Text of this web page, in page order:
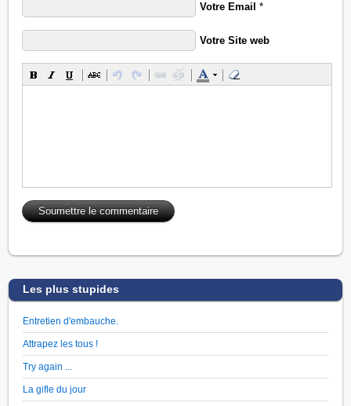
Votre Email *
Votre Site web
Les plus stupides
Entretien d'embauche.
Attrapez les tous !
Try again ...
La gifle du jour